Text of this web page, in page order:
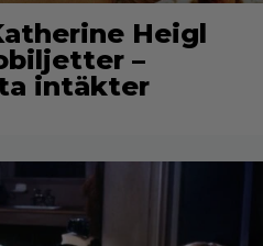
Heigl
–
intäkter